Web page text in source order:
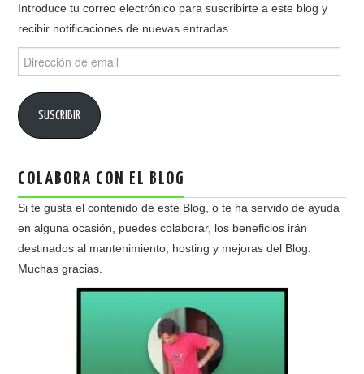
Introduce tu correo electrónico para suscribirte a este blog y
recibir notificaciones de nuevas entradas.
de
SUSCRIBIR
COLABORA CON EL BLOG
Si te gusta el contenido de este Blog, o te ha servido de ayuda
en alguna ocasión, puedes colaborar, los beneficios irán
destinados al mantenimiento, hosting y mejoras del Blog.
Muchas gracias.